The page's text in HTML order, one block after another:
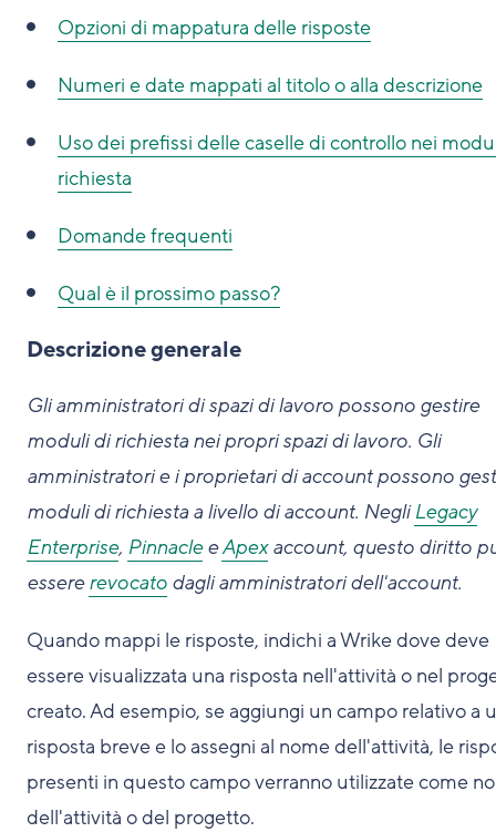
Opzioni di mappatura delle risposte
Numeri e date mappati al titolo o alla descrizione
Uso dei prefissi delle caselle di controllo nei
richiesta
Domande frequenti
Qual è il prossimo passo?
Descrizione generale
Gli amministratori di spazi di lavoro possono gestire
moduli di richiesta nei propri spazi di lavoro. Gli
amministratori e i proprietari di account possono
moduli di richiesta a livello di account. NegliLegacy
Enterprise, PinnacleeApexaccount, questo diritto
essererevocato dagli amministratori dell'account.
Quando mappi le risposte, indichi a Wrike dove deve
essere visualizzata una risposta nell'attività o nel
creato. Ad esempio, se aggiungi un campo relativo a
risposta breve e lo assegni al nome dell'attività, le
presenti in questo campo verranno utilizzate come
dell'attività o del progetto.